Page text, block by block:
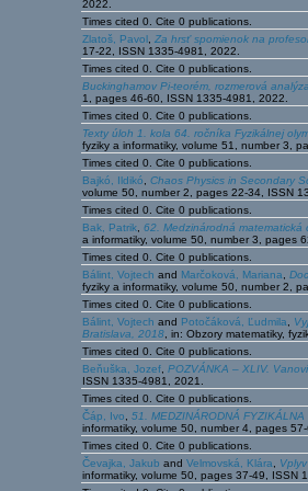
2022.
Times cited 0. Cite 0 publications.
Zlatoš, Pavol Za hrsť spomienok na
17-22, ISSN 1335-4981, 2022.
Times cited 0. Cite 0 publications.
Buckinghamov Pi-teorém, rozmerová
1, pages 46-60, ISSN 1335-4981, 2022.
Times cited 0. Cite 0 publications.
Texty úloh 1. kola 64. ročníka Fyzikálnej
fyziky a informatiky, volume 51, number 3,
Times cited 0. Cite 0 publications.
Bajkó, Ildikó
Chaos Physics in Secondary
volume 50, number 2, pages 22-34, ISSN
Times cited 0. Cite 0 publications.
Bak, Patrik 62. Medzinárodná
a informatiky, volume 50, number 3, pages
Times cited 0. Cite 0 publications.
Bálint, Vojtech and Marčoková, Mariana
fyziky a informatiky, volume 50, number 2,
Times cited 0. Cite 0 publications.
Bálint, Vojtech and Potočáková, Ľudmila
Bratislava, 2018 , in: Obzory matematiky,
Times cited 0. Cite 0 publications.
Beňuška, Jozef POZVÁNKA – XLIV.
ISSN 1335-4981, 2021.
Times cited 0. Cite 0 publications.
Čáp, Ivo
51. MEDZINÁRODNÁ
informatiky, volume 50, number 4, pages
Times cited 0. Cite 0 publications.
Čevajka, Jakub and Velmovská, Klára
informatiky, volume 50, pages 37-49, ISSN